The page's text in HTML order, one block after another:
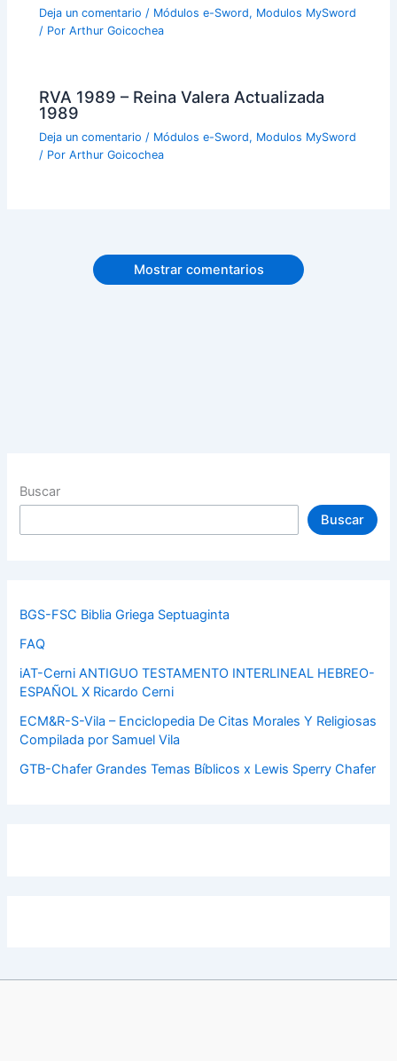
Deja un comentario / Módulos e-Sword, Modulos MySword
/ PorArthur Goicochea
RVA 1989 – Reina Valera Actualizada
1989
Deja un comentario / Módulos e-Sword, Modulos MySword
/ PorArthur Goicochea
Mostrar comentarios
Buscar
Buscar
BGS-FSC Biblia Griega Septuaginta
FAQ
iAT-Cerni ANTIGUO TESTAMENTO INTERLINEAL HEBREO-
ESPAÑOL X Ricardo Cerni
ECM&R-S-Vila – Enciclopedia De Citas Morales Y Religiosas
Compilada por Samuel Vila
GTB-Chafer Grandes Temas Bíblicos x Lewis Sperry Chafer